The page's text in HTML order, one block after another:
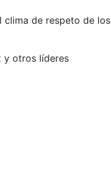
clima de respeto de los
y otros líderes